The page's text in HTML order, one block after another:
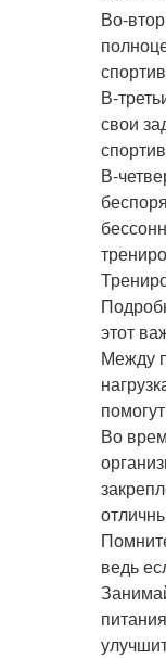
Во-
В-
свои
В-
этот
Между
Во
ведь